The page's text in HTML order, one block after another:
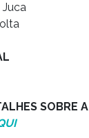
Juca
SOBRE A